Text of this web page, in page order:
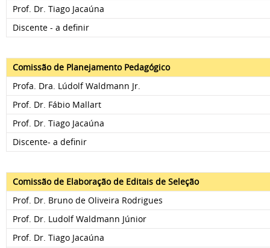
Prof. Dr. Tiago Jacaúna
Discente - a definir
Comissão de Planejamento Pedagógico
Profa. Dra. Lúdolf Waldmann Jr.
Prof. Dr. Fábio Mallart
Prof. Dr. Tiago Jacaúna
Discente- a definir
Comissão de Elaboração de Editais de Seleção
Prof. Dr. Bruno de Oliveira Rodrigues
Prof. Dr. Ludolf Waldmann Júnior
Prof. Dr. Tiago Jacaúna